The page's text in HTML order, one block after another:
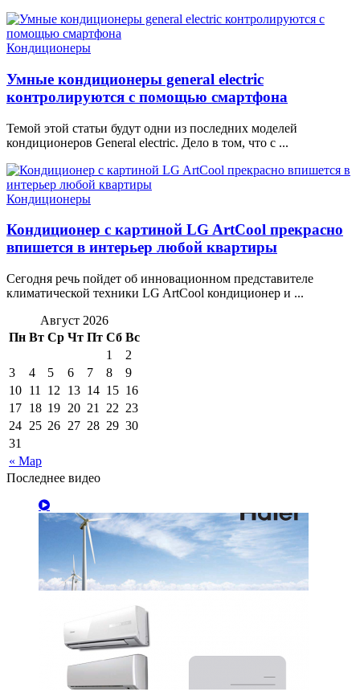
Кондиционеры
Умные кондиционеры general electric
контролируются с помощью смартфона
Темой этой статьи будут одни из последних моделей
кондиционеров General electric. Дело в том, что с ...
Кондиционеры
Кондиционер с картиной LG ArtCool прекрасно
впишется в интерьер любой квартиры
Сегодня речь пойдет об инновационном представителе
климатической техники LG ArtCool кондиционер и ...
Август 2026
Пн Вт Ср Чт Пт Сб Вс
« Мар
1
2
3
4 5 6 7 8
9
10 11 12 13 14 15 16
17 18 19 20 21 22 23
24 25 26 27 28 29 30
31
Последнее видео